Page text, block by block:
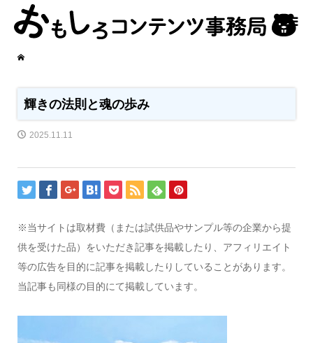
輝きの法則と魂の歩み
2025.11.11
※当サイトは取材費（または試供品やサンプル等の企業から提
供を受けた品）をいただき記事を掲載したり、アフィリエイト
等の広告を目的に記事を掲載したりしていることがあります。
当記事も同様の目的にて掲載しています。